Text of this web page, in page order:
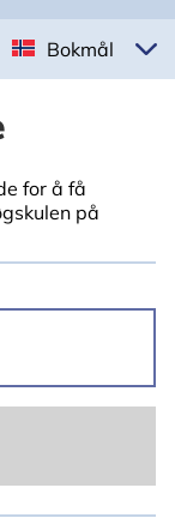
Bokmål
for å få
på